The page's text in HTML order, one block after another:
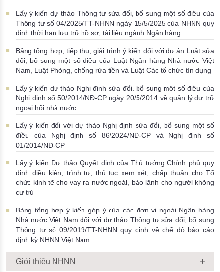
Lấy ý kiến dự thảo Thông tư sửa đổi, bổ sung một số điều của
Thông tư số 04/2025/TT-NHNN ngày 15/5/2025 của NHNN quy
định thời hạn lưu trữ hồ sơ, tài liệu ngành Ngân hàng
Bảng tổng hợp, tiếp thu, giải trình ý kiến đối với dự án Luật sửa
đổi, bổ sung một số điều của Luật Ngân hàng Nhà nước Việt
Nam, Luật Phòng, chống rửa tiền và Luật Các tổ chức tín dụng
Lấy ý kiến dự thảo Nghị định sửa đổi, bổ sung một số điều của
Nghị định số 50/2014/NĐ-CP ngày 20/5/2014 về quản lý dự trữ
ngoại hối nhà nước
Lấy ý kiến đối với dự thảo Nghị định sửa đổi, bổ sung một số
điều của Nghị định số 86/2024/NĐ-CP và Nghị định số
01/2014/NĐ-CP
Lấy ý kiến Dự thảo Quyết định của Thủ tướng Chính phủ quy
định điều kiện, trình tự, thủ tục xem xét, chấp thuận cho Tổ
chức kinh tế cho vay ra nước ngoài, bảo lãnh cho người không
cư trú
Bảng tổng hợp ý kiến góp ý của các đơn vị ngoài Ngân hàng
Nhà nước Việt Nam đối với dự thảo Thông tư sửa đổi, bổ sung
Thông tư số 09/2019/TT-NHNN quy định về chế độ báo cáo
định kỳ NHNN Việt Nam
Giới thiệu NHNN